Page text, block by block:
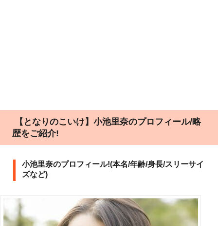
【となりのこいけ】小池里奈のプロフィール/略
歴をご紹介!
小池里奈のプロフィール!(本名/年齢/身長/スリーサイ
ズなど)